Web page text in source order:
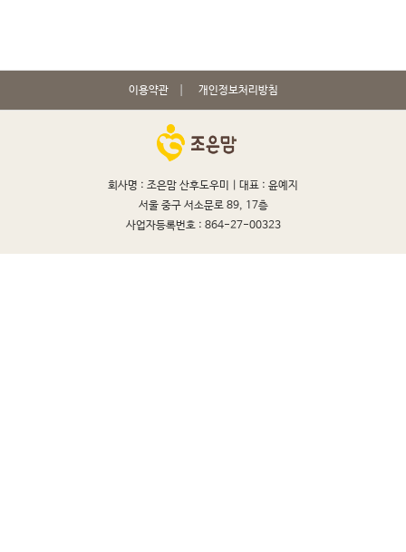
이용약관 개인정보처리방침
회사명 : 조은맘 산후도우미 | 대표 : 윤예지
서울 중구 서소문로 89, 17층
사업자등록번호 : 864-27-00323